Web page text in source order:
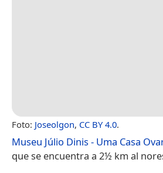
Foto: Joseolgon, CC BY 4.0.
Museu Júlio Dinis - Uma Casa
que se encuentra a 2½ km al